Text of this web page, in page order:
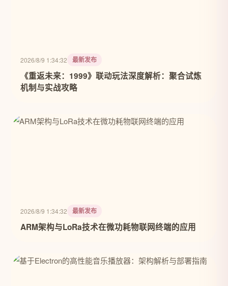
2026/8/9 1:34:32 最新发布
《重返未来：1999》联动玩法深度解析：聚合试炼
机制与实战攻略
2026/8/9 1:34:32 最新发布
ARM架构与LoRa技术在微功耗物联网终端的应用